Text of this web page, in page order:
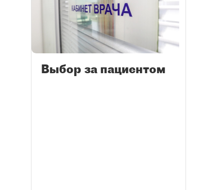
Выбор за пациентом